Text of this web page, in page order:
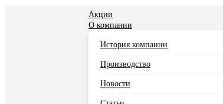
Акции
О компании
История компании
Производство
Новости